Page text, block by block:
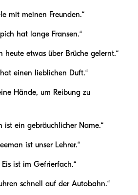
mit meinen Freunden.“
hat lange Fransen.“
heute etwas über Brüche gelernt.“
einen lieblichen Duft.“
Hände, um Reibung zu
ist ein gebräuchlicher Name.“
ist unser Lehrer.“
Eis ist im Gefrierfach.“
schnell auf der Autobahn.“